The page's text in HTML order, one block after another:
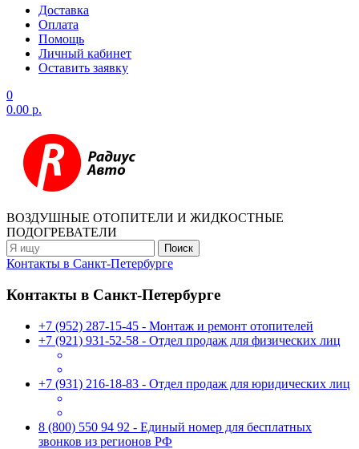
Доставка
Оплата
Помощь
Личный кабинет
Оставить заявку
0
0.00 р.
ВОЗДУШНЫЕ ОТОПИТЕЛИ И ЖИДКОСТНЫЕ
ПОДОГРЕВАТЕЛИ
Контакты в Санкт-Петербурге
Контакты в Санкт-Петербурге
+7 (952) 287-15-45 - Монтаж и ремонт отопителей
+7 (921) 931-52-58 - Отдел продаж для физических лиц
+7 (931) 216-18-83 - Отдел продаж для юридических лиц
8 (800) 550 94 92 - Единый номер для бесплатных
звонков из регионов РФ